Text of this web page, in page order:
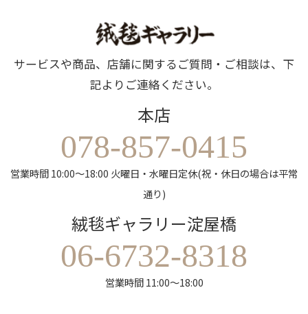
サービスや商品、店舗に関するご質問・ご相談は、下
記よりご連絡ください。
本店
078-857-0415
営業時間 10:00～18:00 火曜日・水曜日定休(祝・休日の場合は平常
通り)
絨毯ギャラリー淀屋橋
06-6732-8318
営業時間 11:00～18:00